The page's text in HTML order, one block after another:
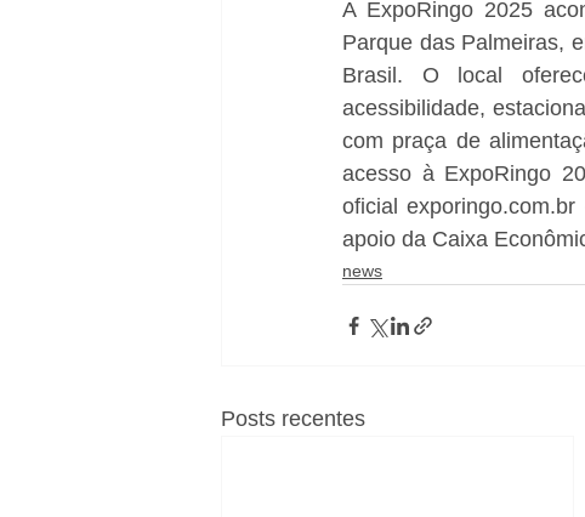
A ExpoRingo 2025
Parque das Palmeiras,
Brasil. O local
acessibilidade,
com praça de
acesso à ExpoRingo
oficial
apoio da Caixa
news
Posts recentes